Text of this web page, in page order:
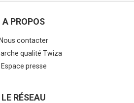
A PROPOS
Nous contacter
qualité Twiza
Espace presse
LE RÉSEAU